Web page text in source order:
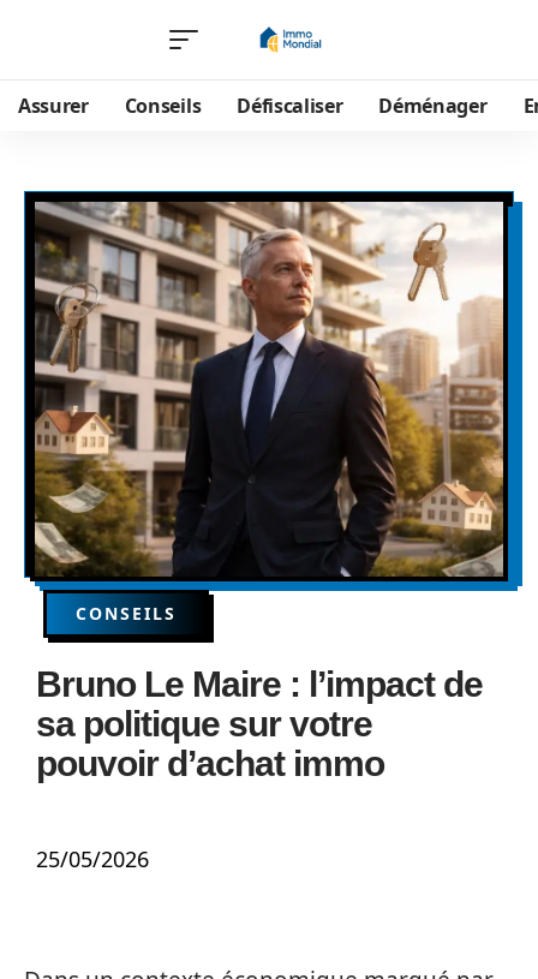
Assurer Conseils Défiscaliser Déménager
CONSEILS
Bruno Le Maire : l’impact de
sa politique sur votre
pouvoir d’achat immo
25/05/2026